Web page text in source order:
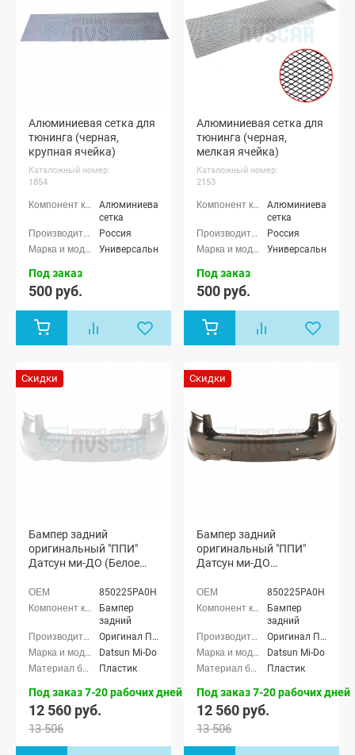
Алюминиевая сетка для
тюнинга (черная,
крупная ячейка)
Каталожный номер:
1854
Алюминиевая
сетка
Россия
Универсальные
Под заказ
500 руб.
Алюминиевая сетка для
тюнинга (черная,
мелкая ячейка)
Каталожный номер:
2153
Алюминиевая
сетка
Россия
Универсальные
Под заказ
500 руб.
Скидки
Бампер задний
оригинальный "ППИ"
Датсун ми-ДО (Белое
850225PA0H
Бампер
задний
Оригинал ППИ
Datsun Mi-Do
Пластик
Под заказ 7-20 рабочих дней
12 560 руб.
13 506
Скидки
Бампер задний
оригинальный "ППИ"
Датсун ми-ДО
850225PA0H
Бампер
задний
Оригинал ППИ
Datsun Mi-Do
Пластик
Под заказ 7-20 рабочих дней
12 560 руб.
13 506